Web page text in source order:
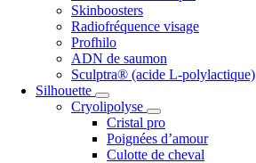
Skinboosters
Radiofréquence visage
Profhilo
ADN de saumon
Sculptra® (acide L-polylactique)
Silhouette
Cryolipolyse
Cristal pro
Poignées d’amour
Culotte de cheval